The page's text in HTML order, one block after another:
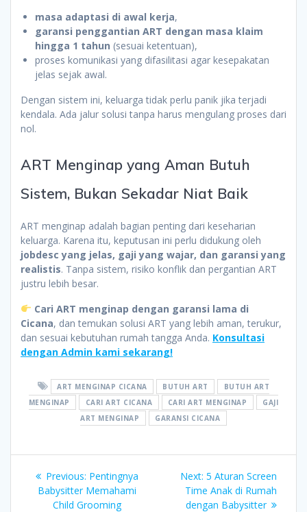
masa adaptasi di awal kerja,
garansi penggantian ART dengan masa klaim
hingga 1 tahun (sesuai ketentuan),
proses komunikasi yang difasilitasi agar kesepakatan
jelas sejak awal.
Dengan sistem ini, keluarga tidak perlu panik jika terjadi
kendala. Ada jalur solusi tanpa harus mengulang proses dari
nol.
ART Menginap yang Aman Butuh
Sistem, Bukan Sekadar Niat Baik
ART menginap adalah bagian penting dari keseharian
keluarga. Karena itu, keputusan ini perlu didukung oleh
jobdesc yang jelas, gaji yang wajar, dan garansi yang
realistis. Tanpa sistem, risiko konflik dan pergantian ART
justru lebih besar.
Cari ART menginap dengan garansi lama di
Cicana, dan temukan solusi ART yang lebih aman, terukur,
dan sesuai kebutuhan rumah tangga Anda. Konsultasi
dengan Admin kami sekarang!
ART MENGINAP CICANA BUTUH ART
BUTUH ART
MENGINAP
CARI ART CICANA CARI ART MENGINAP
GAJI
ART MENGINAP
GARANSI CICANA
navigation
Previous: Previous
post:
Pentingnya
Babysitter Memahami
Child Grooming
Next: Next
post:
5 Aturan Screen
Time Anak di Rumah
dengan Babysitter